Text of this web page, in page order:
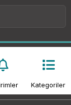
Kategoriler